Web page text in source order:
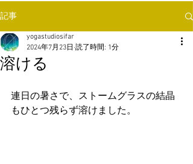
記事
溶ける
yogastudiosifar
2024年7月23日 読了時間: 1分
連日の暑さで、ストームグラスの結晶
もひとつ残らず溶けました。